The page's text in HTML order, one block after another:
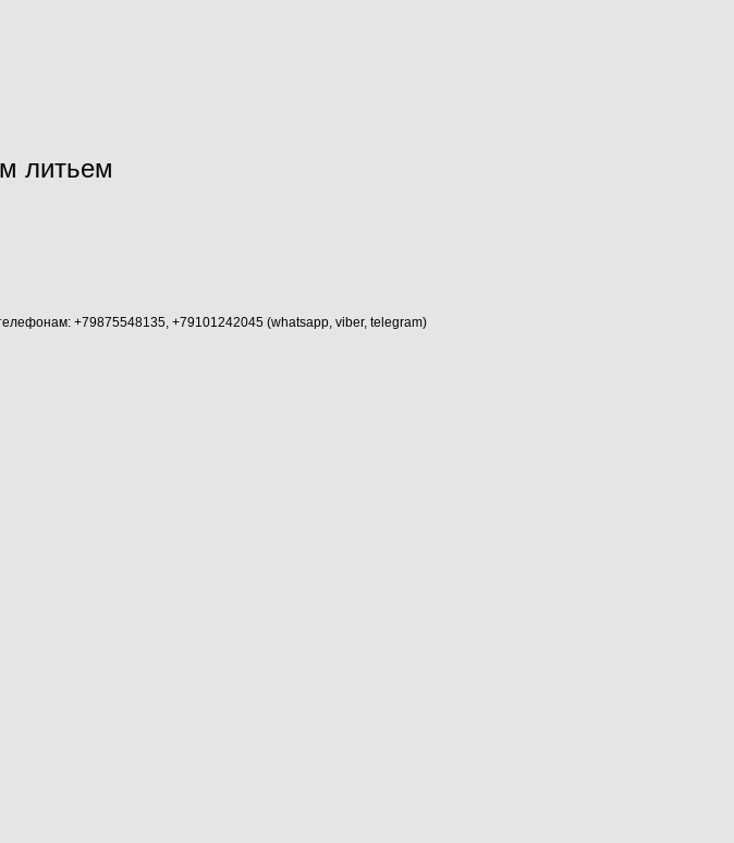
литьем
+79875548135, +79101242045 (whatsapp, viber, telegram)